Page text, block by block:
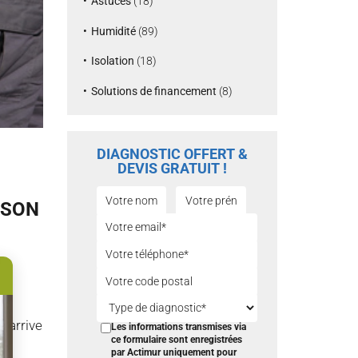
arrive
Humidité(89)
Isolation (18)
Solutions de financement (8)
DIAGNOSTIC OFFERT &
DEVIS GRATUIT !
Les informations transmises via
ce formulaire sont enregistrées
par Actimur uniquement pour